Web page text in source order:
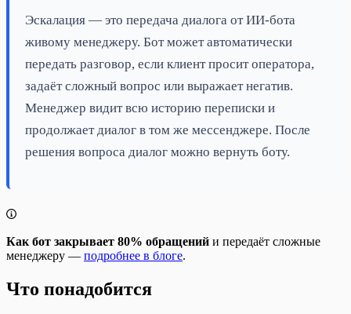
Эскалация — это передача диалога от ИИ-бота
живому менеджеру. Бот может автоматически
передать разговор, если клиент просит оператора,
задаёт сложный вопрос или выражает негатив.
Менеджер видит всю историю переписки и
продолжает диалог в том же мессенджере. После
решения вопроса диалог можно вернуть боту.
Как бот закрывает 80% обращений и передаёт сложные
менеджеру — подробнее в блоге.
Что понадобится